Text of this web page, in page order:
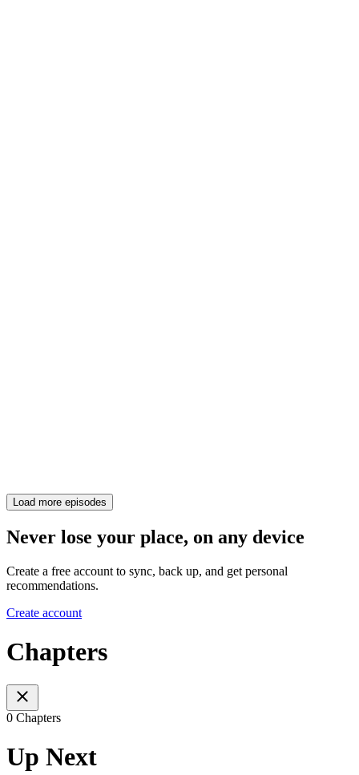
Load more episodes
Never lose your place, on any device
Create a free account to sync, back up, and get personal
recommendations.
Create account
Chapters
0 Chapters
Up Next